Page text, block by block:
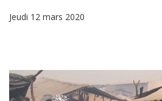
Jeudi 12 mars 2020